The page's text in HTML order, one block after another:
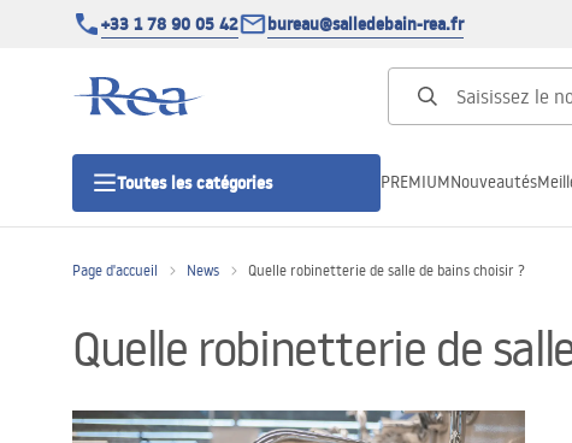
+33 1 78 90 05 42 bureau@salledebain-rea.fr
Toutes les catégories
Portes de douche
Receveurs de douche
PREMIUMNouveautés
Page d'accueil News Quelle robinetterie de salle de bains choisir ?
Quelle robinetterie de